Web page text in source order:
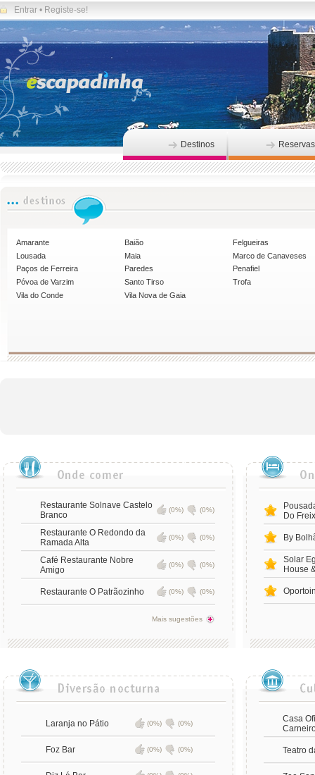
Entrar • Registe-se!
Destinos Reservas
Amarante Baião
Felgueiras
Lousada
Maia
Marco de Canaveses
Paços de Ferreira
Paredes
Penafiel
Póvoa de Varzim
Santo Tirso
Trofa
Vila do Conde
Vila Nova de Gaia
Restaurante Solnave Castelo
Branco
(0%) (0%)
Restaurante O Redondo da
Ramada Alta
(0%) (0%)
Café Restaurante Nobre
Amigo
(0%) (0%)
Restaurante O Patrãozinho (0%) (0%)
Mais sugestões
Do
By
Solar
House
Laranja no Pátio (0%) (0%)
Foz Bar (0%) (0%)
Casa
Teatro